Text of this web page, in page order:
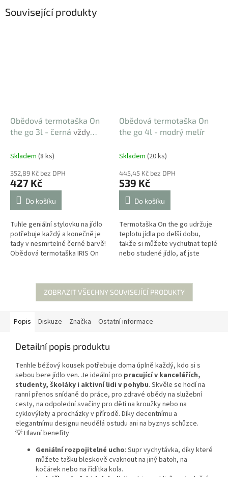
Související produkty
Obědová termotaška On
the go 3l - černá vždy
Skladem (8 ks)
352,89 Kč bez DPH
427 Kč
Do košíku
Tuhle geniální stylovku na jídlo
potřebuje každý a konečně je
tady v nesmrtelné černé barvě!
Obědová termotaška IRIS On
Obědová termotaška On
the go 4l - modrý melír
Skladem (20 ks)
445,45 Kč bez DPH
539 Kč
Do košíku
Termotaška On the go udržuje
teplotu jídla po delší dobu,
takže si můžete vychutnat teplé
nebo studené jídlo, ať jste
ZOBRAZIT VŠECHNY SOUVISEJÍCÍ PRODUKTY
Popis Diskuze Značka Ostatní informace
Detailní popis produktu
Tenhle béžový kousek potřebuje doma úplně každý, kdo si s
sebou bere jídlo ven. Je ideální pro pracující v kancelářích,
studenty, školáky i aktivní lidi v pohybu. Skvěle se hodí na
ranní přenos snídaně do práce, pro zdravé obědy na služební
cesty, na odpolední svačiny pro děti na kroužky nebo na
cyklovýlety a procházky v přírodě. Díky decentnímu a
elegantnímu designu neudělá ostudu ani na byznys schůzce.
💡 Hlavní benefity
Geniální rozpojitelné ucho: Supr vychytávka, díky které
můžete tašku bleskově cvaknout na jiný batoh, na
kočárek nebo na řídítka kola.